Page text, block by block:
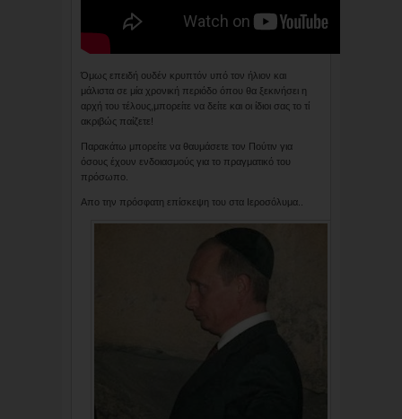
Όμως επειδή ουδέν κρυπτόν υπό τον ήλιον και
μάλιστα σε μία χρονική περιόδο όπου θα ξεκινήσει η
αρχή του τέλους,μπορείτε να δείτε και οι ίδιοι σας το τί
ακριβώς παίζετε!
Παρακάτω μπορείτε να θαυμάσετε τον Πούτιν για
όσους έχουν ενδοιασμούς για το πραγματικό του
πρόσωπο.
Απο την πρόσφατη επίσκεψη του στα Ιεροσόλυμα..